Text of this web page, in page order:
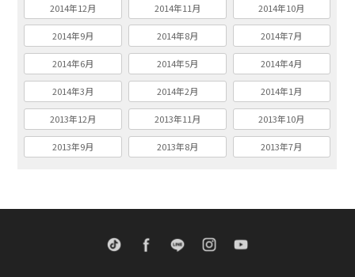
2014年12月 2014年11月 2014年10月
2014年9月 2014年8月 2014年7月
2014年6月 2014年5月 2014年4月
2014年3月 2014年2月 2014年1月
2013年12月 2013年11月 2013年10月
2013年9月 2013年8月 2013年7月
TikTok FacebookLINE